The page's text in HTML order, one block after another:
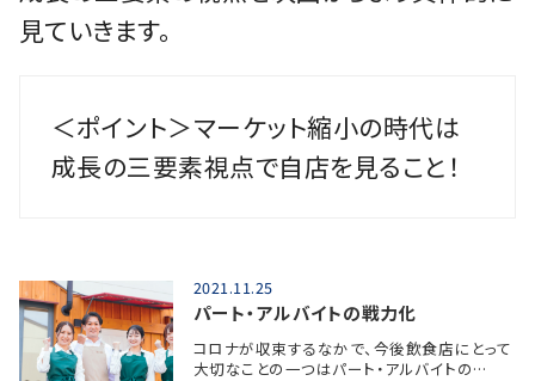
見ていきます。
＜ポイント＞マーケット縮小の時代は
成長の三要素視点で自店を見ること！
2021.11.25
パート・アルバイトの戦力化
コロナが収束するなかで、今後飲食店にとって
大切なことの一つはパート・アルバイトの…